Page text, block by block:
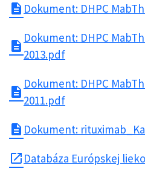
description Dokument: DHPC
description
Dokument: DHPC
2013.pdf
description
Dokument: DHPC
2011.pdf
description Dokument:
open_in_new Databáza Európskej